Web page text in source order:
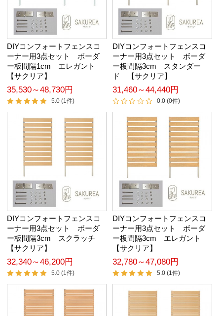
DIYコンフォートフェンスコ
ーナー用3点セット ボーダ
ー板間隔1cm エレガント
【サクリア】
35,530～48,730円
5.0 (1件)
DIYコンフォートフェンスコ
ーナー用3点セット ボーダ
ー板間隔3cm スタンダー
ド 【サクリア】
31,460～44,440円
0.0 (0件)
DIYコンフォートフェンスコ
ーナー用3点セット ボーダ
ー板間隔3cm スクラッチ
【サクリア】
32,340～46,200円
5.0 (1件)
DIYコンフォートフェンスコ
ーナー用3点セット ボーダ
ー板間隔3cm エレガント
【サクリア】
32,780～47,080円
5.0 (1件)